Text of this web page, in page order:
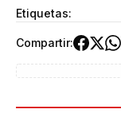
Etiquetas:
Compartir: